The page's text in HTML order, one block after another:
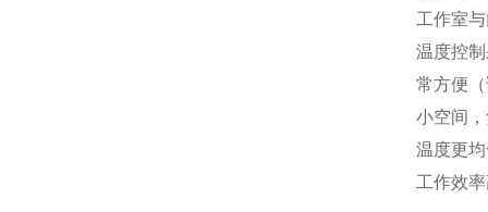
工作室
温度控
常方便
小空间
温度更
工作效